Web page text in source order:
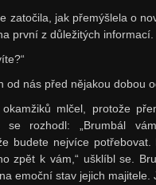
zatočila, jak přemýšlela o
první z důležitých informací.
od nás před nějakou dobou
okamžiků mlčel, protože
se rozhodl: „Brumbál
budete nejvíce
zpět k vám,“ ušklíbl se.
emoční stav jejich majitele.